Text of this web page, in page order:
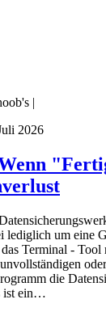
|
2026
lediglich um eine
Terminal -
die
ist ein…